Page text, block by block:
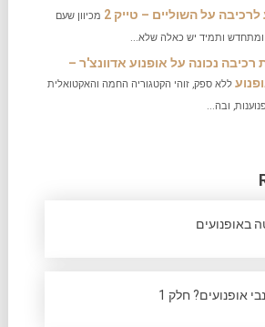
על השוליים – טייק 2
מכיוון שעם
ומתחדש ותמיד יש כאלה שלא...
רכיבה נכונה על אופנוע אדוונצ'ר –
ללא ספק, זוהי הקטגוריה החמה והאקטואלית
ובה...
באופנועים
אופנועים? חלק 1